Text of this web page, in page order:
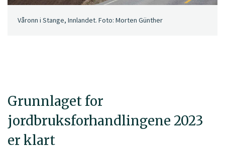
Grunnlaget for
jordbruksforhandlingene 2023
er klart
Våronn i Stange, Innlandet. Foto: Morten Günther